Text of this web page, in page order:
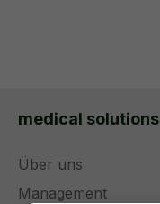
medical solutions
Über uns
Management